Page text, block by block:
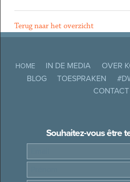
Terug naar het overzicht
HOME IN DE MEDIA OVER
BLOG
TOESPRAKEN
CONTACT
Souhaitez-vous être